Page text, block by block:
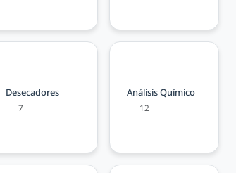
Desecadores
7
Análisis Químico
12